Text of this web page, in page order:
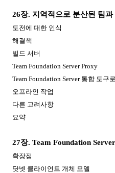
26장. 지역적으로 분산된 팀과
도전에 대한 인식
해결책
빌드 서버
Team Foundation Server Proxy
Team Foundation Server 통합 도구
오프라인 작업
다른 고려사항
요약
27장. Team Foundation Server
확장점
닷넷 클라이언트 개체 모델